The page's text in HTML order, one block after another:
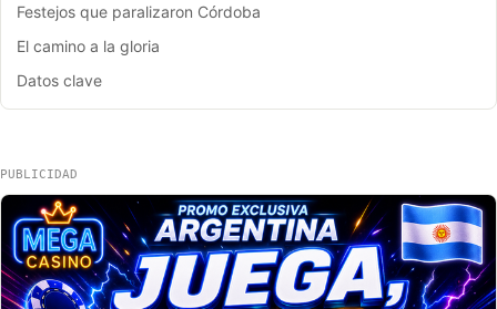
Festejos que paralizaron Córdoba
El camino a la gloria
Datos clave
PUBLICIDAD